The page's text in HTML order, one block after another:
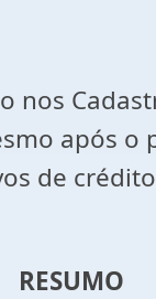
após
de
RESUMO